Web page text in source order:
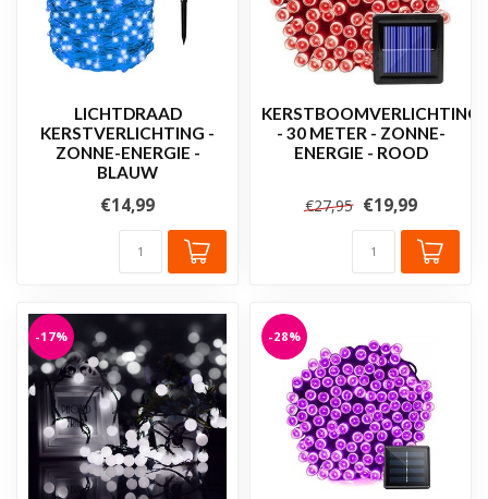
LICHTDRAAD
KERSTVERLICHTING -
ZONNE-ENERGIE -
BLAUW
€14,99
KERSTBOOMVERLICHTING
- 30 METER - ZONNE-
ENERGIE - ROOD
€27,95 €19,99
-17% -28%